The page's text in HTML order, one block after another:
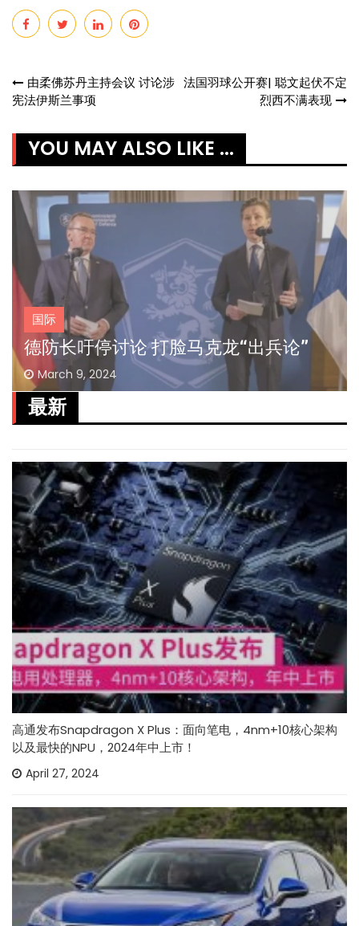
Post
由柔佛苏丹主持会议 讨论涉
宪法伊斯兰事项
法国羽球公开赛| 聪文起伏不定
烈西不满表现
YOU MAY ALSO LIKE ...
国际
德防长吁停讨论 打脸马克龙“出兵论”
March 9, 2024
最新
高通发布Snapdragon X Plus：面向笔电，4nm+10核心架构
以及最快的NPU，2024年中上市！
April 27, 2024